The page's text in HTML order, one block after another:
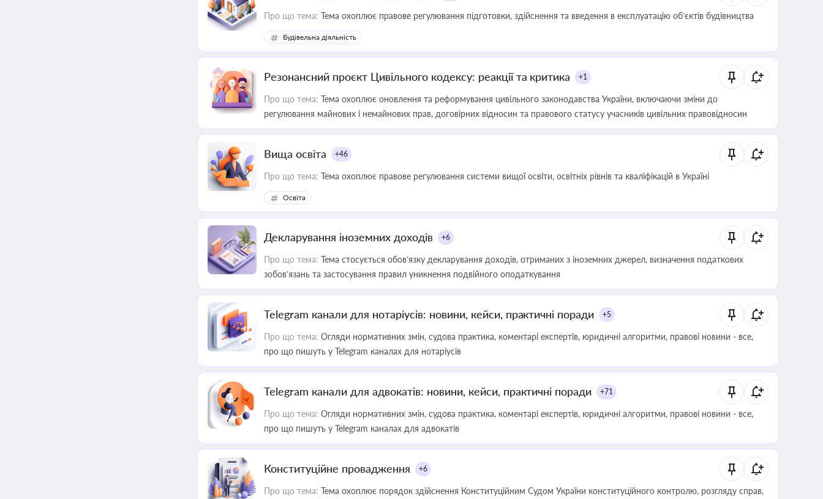
Про що тема: Тема охоплює правове регулювання підготовки, здійснення та введення в експлуатацію об’єктів будівництва
Будівельна діяльність
Резонансний проєкт Цивільного кодексу: реакції та критика +1
Про що тема: Тема охоплює оновлення та реформування цивільного законодавства України, включаючи зміни до
регулювання майнових і немайнових прав, договірних відносин та правового статусу учасників цивільних правовідносин
Вища освіта +46
Про що тема: Тема охоплює правове регулювання системи вищої освіти, освітніх рівнів та кваліфікацій в Україні
Освіта
Декларування іноземних доходів +6
Про що тема: Тема стосується обов’язку декларування доходів, отриманих з іноземних джерел, визначення податкових
зобов’язань та застосування правил уникнення подвійного оподаткування
Telegram канали для нотаріусів: новини, кейси, практичні поради +5
Про що тема: Огляди нормативних змін, судова практика, коментарі експертів, юридичні алгоритми, правові новини - все,
про що пишуть у Telegram каналах для нотаріусів
Telegram канали для адвокатів: новини, кейси, практичні поради +71
Про що тема: Огляди нормативних змін, судова практика, коментарі експертів, юридичні алгоритми, правові новини - все,
про що пишуть у Telegram каналах для адвокатів
Конституційне провадження +6
Про що тема: Тема охоплює порядок здійснення Конституційним Судом України конституційного контролю, розгляду справ,